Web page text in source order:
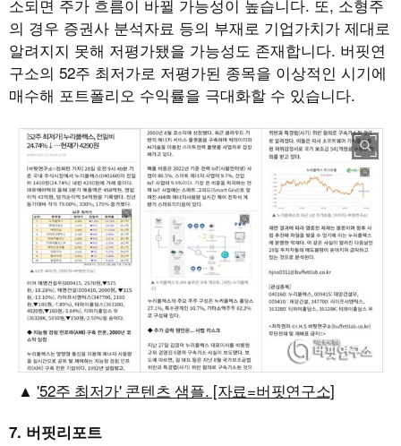
소되면 주가 흐름이 바뀔 가능성이 높습니다. 또, 소형주
의 경우 증권사 분석자료 등의 부재로 기업가치가 제대로
알려지지 못해 저평가됐을 가능성도 존재합니다. 버핏연
구소의 52주 최저가로 저평가된 종목을 이상적인 시기에
매수해 포트폴리오 수익률을 극대화할 수 있습니다.
'52주 최저가' 콘텐츠 샘플. [자료=버핏연구소]
7. 버핏리포트